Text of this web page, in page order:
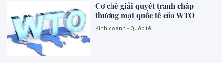
Cơ chế giải quyết tranh chấp
thương mại quốc tế của WTO
Kinh doanh - Quốc tế